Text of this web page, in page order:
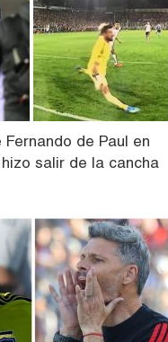
de Paul en
salir de la cancha